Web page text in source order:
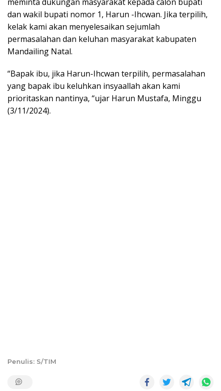
dan wakil bupati nomor 1, Harun -Ihcwan. Jika terpilih,
kelak kami akan menyelesaikan sejumlah
permasalahan dan keluhan masyarakat kabupaten
Mandailing Natal.
“Bapak ibu, jika Harun-Ihcwan terpilih, permasalahan
yang bapak ibu keluhkan insyaallah akan kami
prioritaskan nantinya, “ujar Harun Mustafa, Minggu
(3/11/2024).
Penulis: S/TIM